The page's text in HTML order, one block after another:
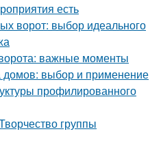
есть
ворот: выбор идеального
важные моменты
домов: выбор и применение
профилированного
группы